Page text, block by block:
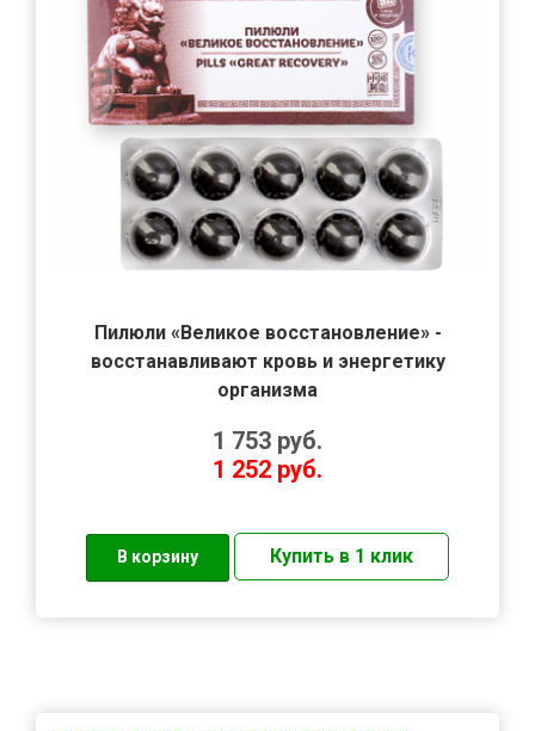
Пилюли «Великое восстановление» -
восстанавливают кровь и энергетику
организма
1 753 руб.
1 252 руб.